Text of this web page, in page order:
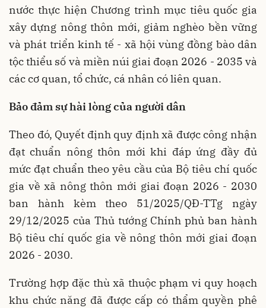
nước thực hiện Chương trình mục tiêu quốc gia
xây dựng nông thôn mới, giảm nghèo bền vững
và phát triển kinh tế - xã hội vùng đồng bào dân
tộc thiểu số và miền núi giai đoạn 2026 - 2035 và
các cơ quan, tổ chức, cá nhân có liên quan.
Bảo đảm sự hài lòng của người dân
Theo đó, Quyết định quy định xã được công nhận
đạt chuẩn nông thôn mới khi đáp ứng đầy đủ
mức đạt chuẩn theo yêu cầu của Bộ tiêu chí quốc
gia về xã nông thôn mới giai đoạn 2026 - 2030
ban hành kèm theo 51/2025/QĐ-TTg ngày
29/12/2025 của Thủ tướng Chính phủ ban hành
Bộ tiêu chí quốc gia về nông thôn mới giai đoạn
2026 - 2030.
Trường hợp đặc thù xã thuộc phạm vi quy hoạch
khu chức năng đã được cấp có thẩm quyền phê